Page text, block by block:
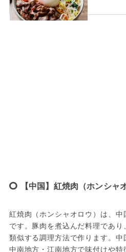
【中国】紅焼肉（ホンシャ
紅焼肉（ホンシャオロウ）は、
です。豚肉を煮込んだ料理であ
類似する調理方法で作ります。中
中南地方・江南地方で味付けや